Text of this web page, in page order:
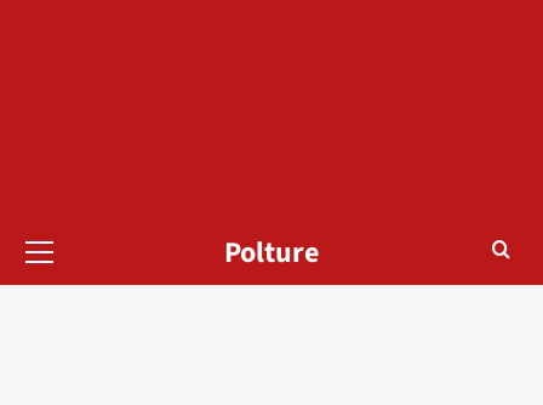
principal
Polture